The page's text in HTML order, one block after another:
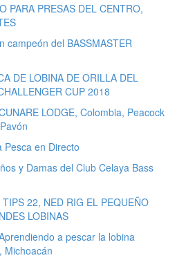
PARA PRESAS DEL CENTRO,
campeón del BASSMASTER
DE LOBINA DE ORILLA DEL
CUP 2018
LODGE, Colombia, Peacock
Pesca en Directo
y Damas del Club Celaya Bass
22, NED RIG EL PEQUEÑO
LOBINAS
a pescar la lobina
Michoacán